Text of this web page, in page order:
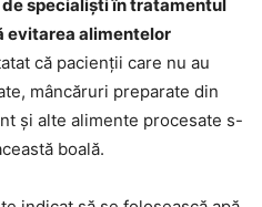
specialiști în tratamentul
evitarea alimentelor
că pacienții care nu au
mâncăruri preparate din
și alte alimente procesate s-
boală.